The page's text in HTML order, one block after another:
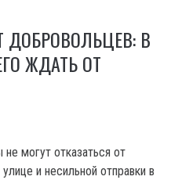
ДОБРОВОЛЬЦЕВ: В
ЖДАТЬ ОТ
могут отказаться от
и несильной отправки в